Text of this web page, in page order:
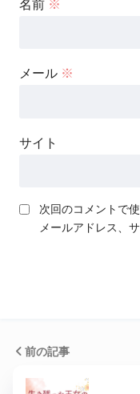
名前 ※
メール ※
サイト
次回のコメントで
メールアドレス、
前の記事